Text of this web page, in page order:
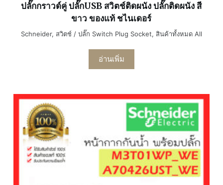
ปลั๊กกราวด์คู่ ปลั๊กUSB สวิตช์ติดผนัง ปลั๊กติดผนัง สี
ขาว ของแท้ ชไนเดอร์
Schneider, สวิตช์ / ปลั๊ก Switch Plug Socket, สินค้าทั้งหมด All
อ่านเพิ่ม